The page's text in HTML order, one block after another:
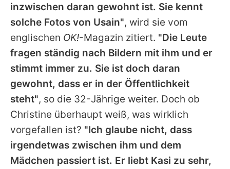
inzwischen daran gewohnt ist. Sie kennt
solche Fotos von Usain", wird sie vom
englischen OK!-Magazin zitiert. "Die Leute
fragen ständig nach Bildern mit ihm und er
stimmt immer zu. Sie ist doch daran
gewohnt, dass er in der Öffentlichkeit
steht", so die 32-Jährige weiter. Doch ob
Christine überhaupt weiß, was wirklich
vorgefallen ist? "Ich glaube nicht, dass
irgendetwas zwischen ihm und dem
Mädchen passiert ist. Er liebt Kasi zu sehr,